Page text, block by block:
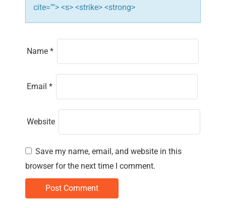
cite=""> <s> <strike> <strong>
Name *
Email *
Website
Save my name, email, and website in this
browser for the next time I comment.